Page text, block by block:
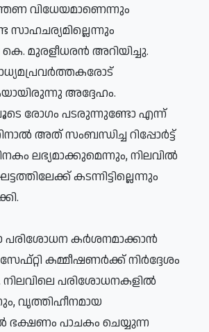
വിധേയമാണെന്നും
സാഹചര്യമില്ലെന്നും
മുരളീധരന്‍ അറിയിച്ചു.
അദ്ദേഹം.
രോഗം പടരുന്നുണ്ടോ എന്ന്
അത് സംബന്ധിച്ച റിപ്പോര്‍ട്ട്
ലഭ്യമാക്കുമെന്നും, നിലവില്‍
കടന്നിട്ടില്ലെന്നും
പരിശോധന കര്‍ശനമാക്കാന്‍
കമ്മീഷണര്‍ക്ക് നിര്‍ദ്ദേശം
നിലവിലെ പരിശോധനകളില്‍
വൃത്തിഹീനമായ
ഭക്ഷണം പാചകം ചെയ്യുന്ന